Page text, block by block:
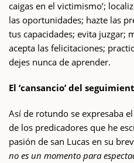
caigas en el victimismo’;
las oportunidades; hazte las
tus capacidades; evita juzgar;
acepta las felicitaciones;
dejes nunca de aprender.
El ‘cansancio’ del
Así de rotundo se expresaba
de los predicadores que he
pasión de san Lucas en su
no es un momento para